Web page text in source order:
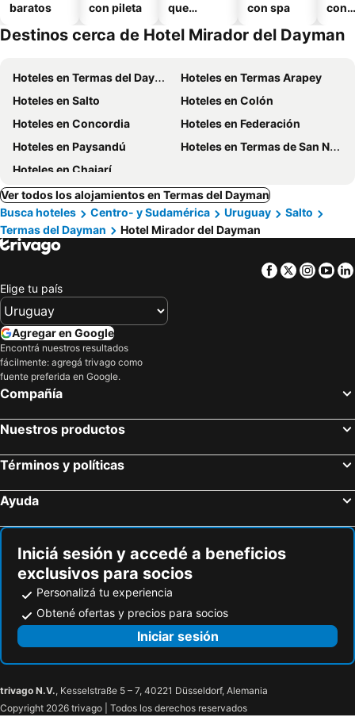
baratos
con pileta
que
mascotas
con spa
con
Destinos cerca de Hotel Mirador del Dayman
Hoteles en Termas del Dayman
Hoteles en Termas Arapey
Hoteles en Salto
Hoteles en Colón
Hoteles en Concordia
Hoteles en Federación
Hoteles en Paysandú
Hoteles en Termas de San Nicanor
Hoteles en Chajarí
Ver todos los alojamientos en Termas del Dayman
Busca hoteles
Centro- y Sudamérica Uruguay
Salto
Termas del Dayman
Hotel Mirador del Dayman
Facebook
Twitter
Elige tu país
Agregar en Google
Encontrá nuestros resultados
fácilmente: agregá trivago como
fuente preferida en Google.
Compañía
Nuestros productos
Términos y políticas
Ayuda
Iniciá sesión y accedé a beneficios
exclusivos para socios
Personalizá tu experiencia
Obtené ofertas y precios para socios
Iniciar sesión
trivago N.V., Kesselstraße 5 – 7, 40221 Düsseldorf, Alemania
Copyright 2026 trivago | Todos los derechos reservados